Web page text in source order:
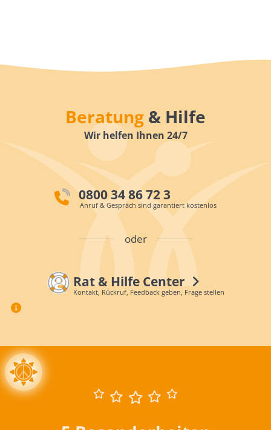
Beratung & Hilfe
Wir helfen Ihnen 24/7
0800 34 86 72 3
Anruf & Gespräch sind garantiert kostenlos
oder
Rat & Hilfe Center
Kontakt, Rückruf, Feedback geben, Frage stellen